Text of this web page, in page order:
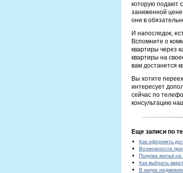
которую подают
заниженной
они в
И напоследок,
Вспомните о
квартиры через
квартиры на
вам достанется
Вы хотите
интересует
сейчас по
консультацию
Еще записи по
Как оформить
Возможности
Покупка жилья
Как выбрать
В какую